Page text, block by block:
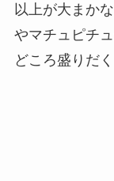
以上が大まか
やマチュピチ
どころ盛りだ